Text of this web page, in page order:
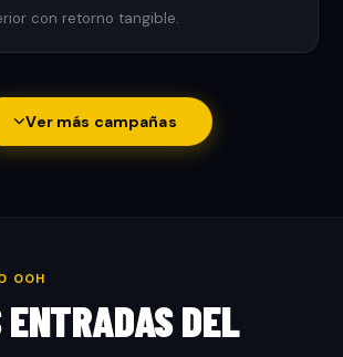
con retorno tangible.
Ver más campañas
OOH
DEL